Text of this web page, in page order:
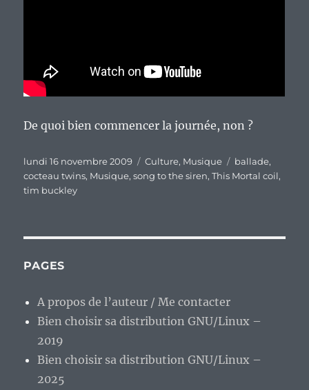
De quoi bien commencer la journée, non ?
Publié
le
lundi 16 novembre 2009 Catégories
Culture, Musique Étiquettes
ballade,
cocteau twins, Musique,song to the siren,This Mortal coil,
tim buckley
PAGES
A propos de l’auteur / Me contacter
Bien choisir sa distribution GNU/Linux –
2019
Bien choisir sa distribution GNU/Linux –
2025